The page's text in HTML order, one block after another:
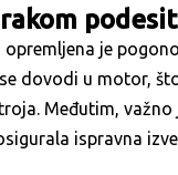
je
dovodi u motor,
Međutim,
ispravna